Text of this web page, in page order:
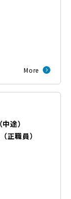
More
途）
（正職員）